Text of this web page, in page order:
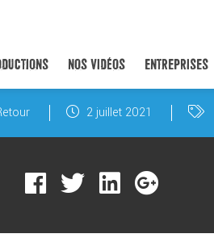
NOS VIDÉOS ENTREPRISES
2 juillet 2021